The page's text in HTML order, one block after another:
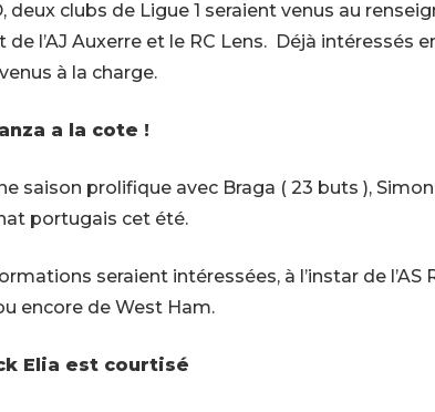
deux clubs de Ligue 1 seraient venus au
de l’AJ Auxerre et le RC Lens. Déjà intéressés
à la charge.
a la cote !
saison prolifique avec Braga ( 23 buts ),
portugais cet été.
seraient intéressées, à l’instar de l’AS
encore de West Ham.
Elia est courtisé